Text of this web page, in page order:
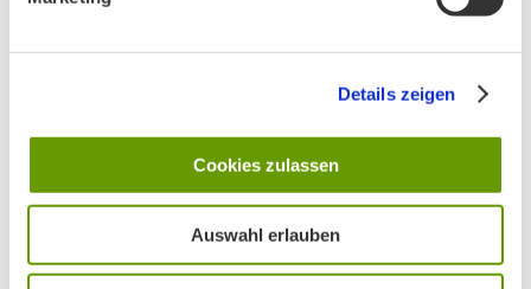
Details zeigen
Cookies zulassen
Auswahl erlauben
BN MÜNCHEN AUF SOCIAL MEDIA